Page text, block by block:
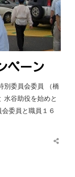
ペーン
別委員会委員 （橋
水谷助役を始めと
委員と職員１６
Share